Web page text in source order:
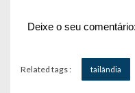
Deixe o seu comentário:
Related tags : tailândia